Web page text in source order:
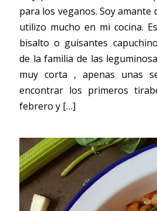
para los veganos. Soy amante
utilizo mucho en mi cocina.
bisalto o guisantes
de la familia de las
muy corta , apenas unas
encontrar los primeros
febrero y […]